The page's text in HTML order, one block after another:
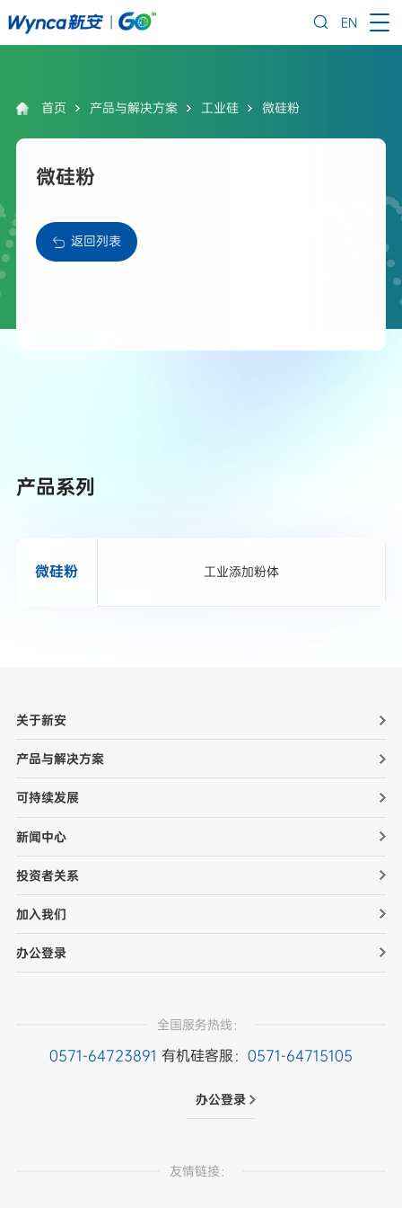
EN
首页 产品与解决方案 工业硅 微硅粉
微硅粉
返回列表
产品系列
微硅粉 工业添加粉体
关于新安
产品与解决方案
可持续发展
新闻中心
投资者关系
加入我们
办公登录
全国服务热线：
0571-64723891 有机硅客服： 0571-64715105
办公登录
友情链接：